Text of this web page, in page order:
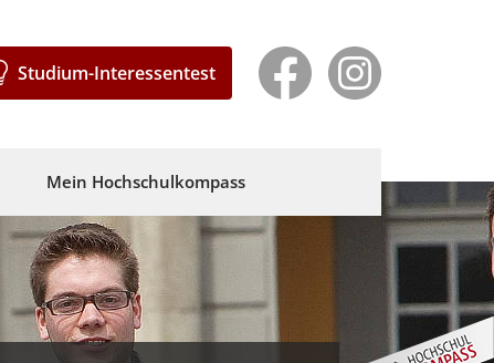
Mein Hochschulkompass
Studium-Interessentest